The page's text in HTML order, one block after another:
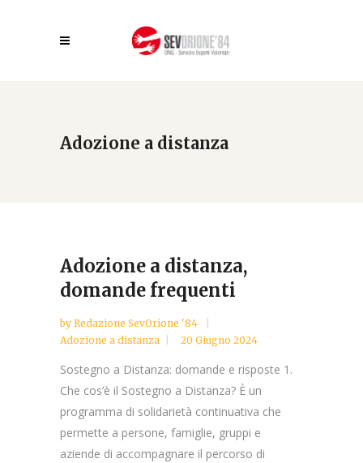
Adozione a distanza
Adozione a distanza,
domande frequenti
by Redazione SevOrione '84
Adozione a distanza
20 Giugno 2024
Sostegno a Distanza: domande e risposte 1.
Che cos’è il Sostegno a Distanza? È un
programma di solidarietà continuativa che
permette a persone, famiglie, gruppi e
aziende di accompagnare il percorso di